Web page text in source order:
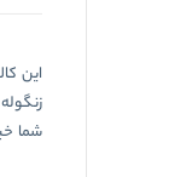
این
شما